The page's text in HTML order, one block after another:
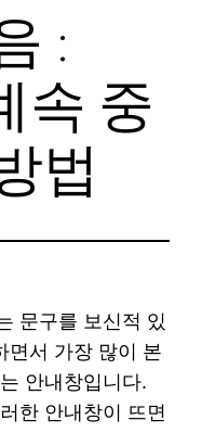
:
속 중
법
문구를 보신적 있
면서 가장 많이 본
안내창입니다.
한 안내창이 뜨면